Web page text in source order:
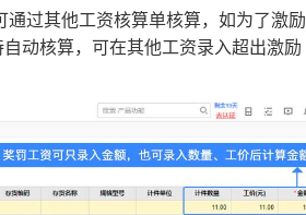
过其他工资核算单核算，如为了激励
动核算，可在其他工资录入超出激励